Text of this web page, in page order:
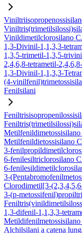
Vinildimetilclorosilano
1,3-Divinil-1,1,3,3-
1,3,5-trimetil-1,3,5-
2,4,6,8-tetrametil-
1,3-Divinil-1,1,3,3-
(4-
Fenilsilani
Metilfenildietossisilano
3-
6-fenilesiltriclorosilano
6-
3-
Clorodimetil[3-
3-(p-
1,3-difenil-1,1,3,3-
Alchilsilani a catena